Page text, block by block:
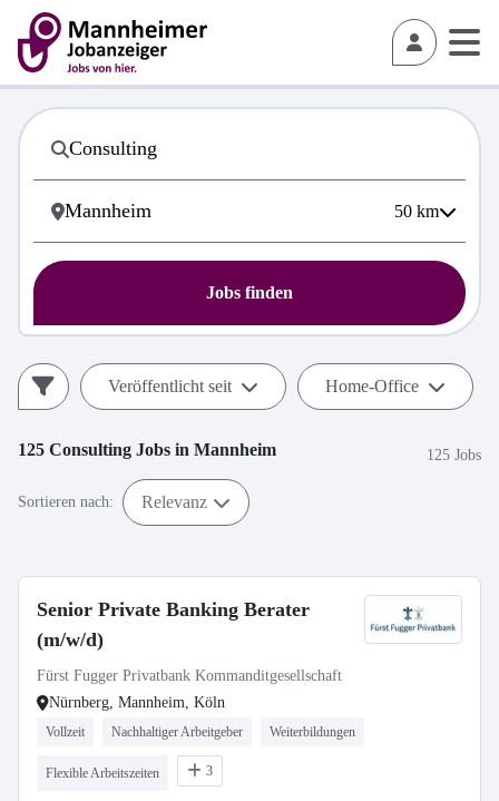
50 km
Jobs finden
Veröffentlicht seit Home-Office
125 Consulting Jobs in Mannheim 125 Jobs
Sortieren nach: Relevanz
Senior Private Banking Berater
(m/w/d)
Fürst Fugger Privatbank Kommanditgesellschaft
Nürnberg, Mannheim, Köln
Vollzeit Nachhaltiger Arbeitgeber Weiterbildungen
Flexible Arbeitszeiten 3